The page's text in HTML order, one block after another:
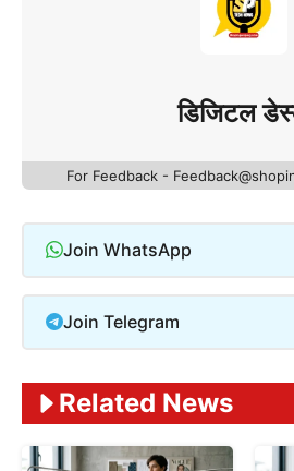
डिजिटल
For Feedback -
Join WhatsApp
Join Telegram
Related News